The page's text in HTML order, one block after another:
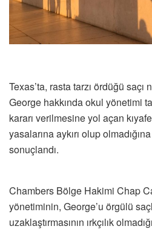
Texas’ta, rasta tarzı ördüğü
George hakkında okul yönetimi
kararı verilmesine yol açan
yasalarına aykırı olup
sonuçlandı.
Chambers Bölge Hakimi Chap
yönetiminin, George’u örgülü
uzaklaştırmasının ırkçılık